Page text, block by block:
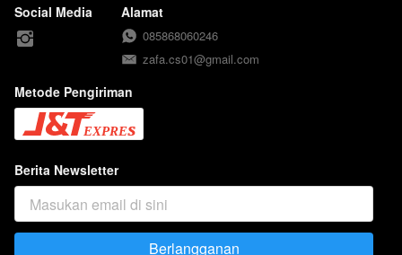
Social Media Alamat
085868060246
zafa.cs01@gmail.com
Metode Pengiriman
Berita Newsletter
`Berlangganan